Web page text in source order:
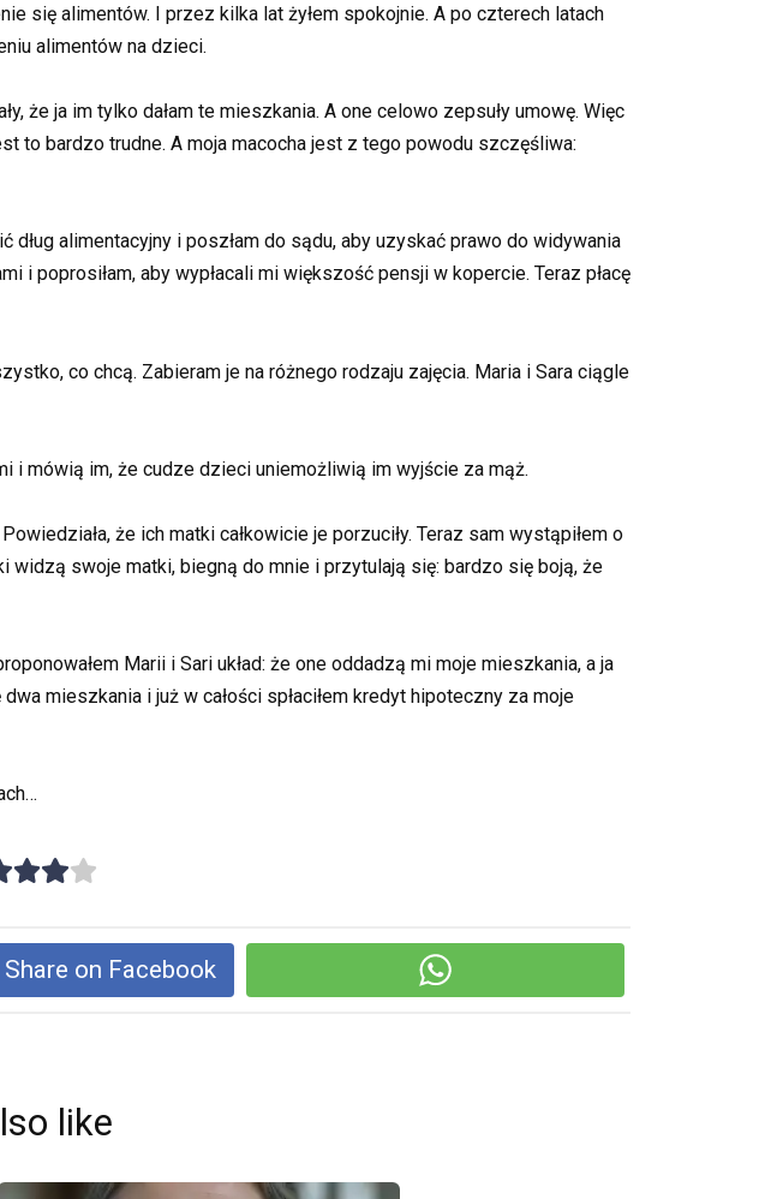
się alimentów. I przez kilka lat żyłem spokojnie. A po czterech latach
alimentów na dzieci.
że ja im tylko dałam te mieszkania. A one celowo zepsuły umowę. Więc
to bardzo trudne. A moja macocha jest z tego powodu szczęśliwa:
dług alimentacyjny i poszłam do sądu, aby uzyskać prawo do widywania
i poprosiłam, aby wypłacali mi większość pensji w kopercie. Teraz płacę
co chcą. Zabieram je na różnego rodzaju zajęcia. Maria i Sara ciągle
i mówią im, że cudze dzieci uniemożliwią im wyjście za mąż.
że ich matki całkowicie je porzuciły. Teraz sam wystąpiłem o
swoje matki, biegną do mnie i przytulają się: bardzo się boją, że
Marii i Sari układ: że one oddadzą mi moje mieszkania, a ja
mieszkania i już w całości spłaciłem kredyt hipoteczny za moje
Share on Facebook
like